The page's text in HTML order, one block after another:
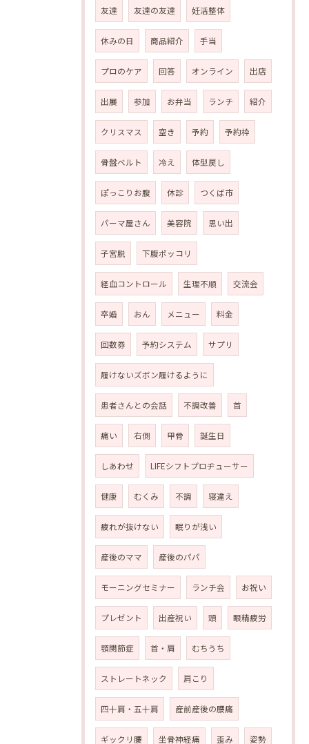
友達 友達の友達 妊活整体
休みの日 商品紹介 手当
プロのケア 回答 オンライン 出店
出展 参加 お弁当 ランチ 紹介
クリスマス 空き 予約 予約枠
骨盤ベルト 冷え 体型戻し
ぽっこりお腹 休診 つくば市
パーマ屋さん 美容院 思い出
子宮脱 下腹ポッコリ
経血コントロール 生理不順 交流会
卒婚 おん メニュー 料金
回数券 予約システム サプリ
履けないズボン履けるように
患者さんとの会話 不調改善 首
痛い 右側 甲骨 誕生日
しあわせ LIFEシフトプロヂューサー
健康 むくみ 不調 寝違え
疲れが抜けない 眠りが浅い
産後のママ 産後のパパ
モーニングセミナー ランチ会 お祝い
プレゼント 出産祝い 頭 眼精疲労
顎関節症 首・肩 むちうち
ストレートネック 肩こり
四十肩・五十肩 産前産後の腰痛
ギックリ腰 坐骨神経痛 歪み 姿勢